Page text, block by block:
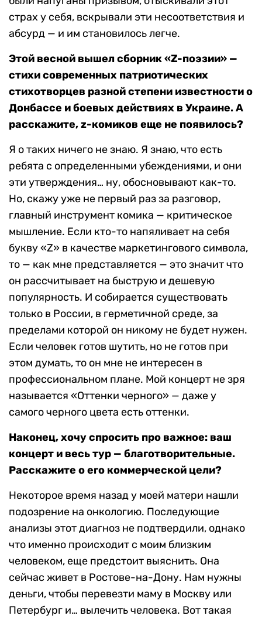
страх у себя, вскрывали эти несоответствия и
абсурд — и им становилось легче.
Этой весной вышел сборник «Z-поэзии» —
стихи современных патриотических
стихотворцев разной степени известности о
Донбассе и боевых действиях в Украине. А
расскажите, z-комиков еще не появилось?
Я о таких ничего не знаю. Я знаю, что есть
ребята с определенными убеждениями, и они
эти утверждения… ну, обосновывают как-то.
Но, скажу уже не первый раз за разговор,
главный инструмент комика — критическое
мышление. Если кто-то напяливает на себя
букву «Z» в качестве маркетингового символа,
то — как мне представляется — это значит что
он рассчитывает на быструю и дешевую
популярность. И собирается существовать
только в России, в герметичной среде, за
пределами которой он никому не будет нужен.
Если человек готов шутить, но не готов при
этом думать, то он мне не интересен в
профессиональном плане. Мой концерт не зря
называется «Оттенки черного» — даже у
самого черного цвета есть оттенки.
Наконец, хочу спросить про важное: ваш
концерт и весь тур — благотворительные.
Расскажите о его коммерческой цели?
Некоторое время назад у моей матери нашли
подозрение на онкологию. Последующие
анализы этот диагноз не подтвердили, однако
что именно происходит с моим близким
человеком, еще предстоит выяснить. Она
сейчас живет в Ростове-на-Дону. Нам нужны
деньги, чтобы перевезти маму в Москву или
Петербург и… вылечить человека. Вот такая